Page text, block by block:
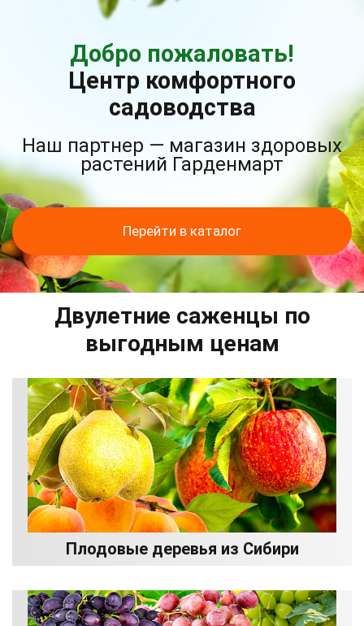
Добро пожаловать!
Центр комфортного
садоводства
Наш партнер — магазин здоровых
растений Гарденмарт
Перейти в каталог
Двулетние саженцы по
выгодным ценам
Плодовые деревья из Сибири